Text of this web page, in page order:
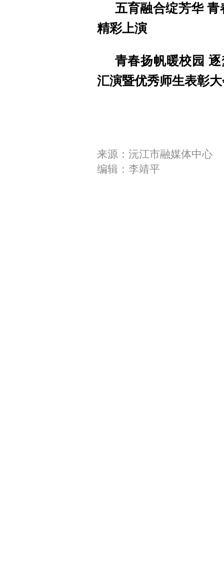
五育融合绽芳华
精彩上演
青春扬帆暖校园
汇演暨优秀师生表彰
来源：沅江市融媒体中心
编辑：李靖平